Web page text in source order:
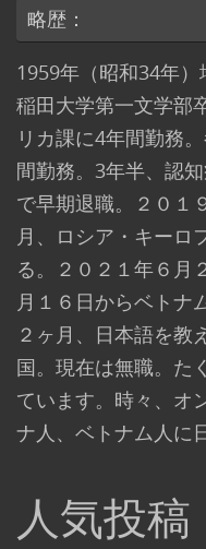
略歴：
1959年（昭和34年
稲田大学第一文学部
リカ課に4年間勤務
間勤務。3年半、認
で早期退職。２０１
月、ロシア・キーロ
る。２０２１年６月
月１６日からベトナ
２ヶ月、日本語を教
国。現在は無職。た
ています。時々、オ
ナ人、ベトナム人に
人気投稿